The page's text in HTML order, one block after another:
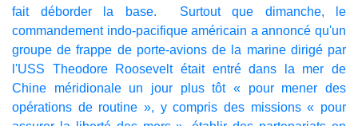
fait déborder la base. Surtout que dimanche, le
commandement indo-pacifique américain a annoncé qu'un
groupe de frappe de porte-avions de la marine dirigé par
l'USS Theodore Roosevelt était entré dans la mer de
Chine méridionale un jour plus tôt « pour mener des
opérations de routine », y compris des missions « pour